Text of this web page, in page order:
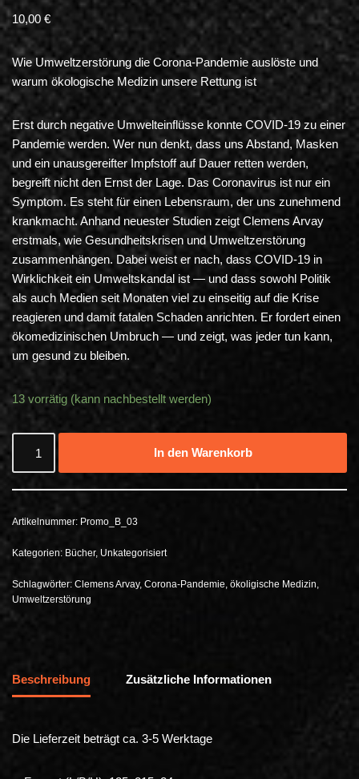
10,00 €
Wie Umweltzerstörung die Corona-Pandemie auslöste und
warum ökologische Medizin unsere Rettung ist
Erst durch negative Umwelteinflüsse konnte COVID-19 zu einer
Pandemie werden. Wer nun denkt, dass uns Abstand, Masken
und ein unausgereifter Impfstoff auf Dauer retten werden,
begreift nicht den Ernst der Lage. Das Coronavirus ist nur ein
Symptom. Es steht für einen Lebensraum, der uns zunehmend
krankmacht. Anhand neuester Studien zeigt Clemens Arvay
erstmals, wie Gesundheitskrisen und Umweltzerstörung
zusammenhängen. Dabei weist er nach, dass COVID-19 in
Wirklichkeit ein Umweltskandal ist — und dass sowohl Politik
als auch Medien seit Monaten viel zu einseitig auf die Krise
reagieren und damit fatalen Schaden anrichten. Er fordert einen
ökomedizinischen Umbruch — und zeigt, was jeder tun kann,
um gesund zu bleiben.
13 vorrätig (kann nachbestellt werden)
In den Warenkorb
Artikelnummer: Promo_B_03
Kategorien: Bücher, Unkategorisiert
Schlagwörter: Clemens Arvay, Corona-Pandemie, ökoligische Medizin,
Umweltzerstörung
Beschreibung Zusätzliche Informationen
Die Lieferzeit beträgt ca. 3-5 Werktage